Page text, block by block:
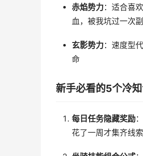
赤焰势力：适合喜
血，被我坑过一次
玄影势力：速度型
命
新手必看的5个冷
每日任务隐藏奖励
花了一周才集齐线索